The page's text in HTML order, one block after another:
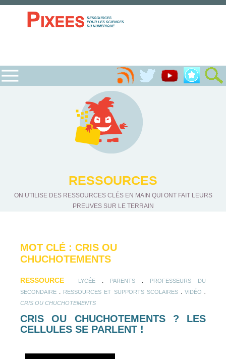
RESSOURCES
ON UTILISE DES RESSOURCES CLÉS EN MAIN QUI ONT FAIT LEURS
PREUVES SUR LE TERRAIN
MOT CLÉ : CRIS OU
CHUCHOTEMENTS
RESSOURCE LYCÉE PARENTS
PROFESSEURS DU
SECONDAIRE
RESSOURCES ET SUPPORTS SCOLAIRES. VIDÉO
CRIS OU CHUCHOTEMENTS
CRIS OU CHUCHOTEMENTS ? LES
CELLULES SE PARLENT !